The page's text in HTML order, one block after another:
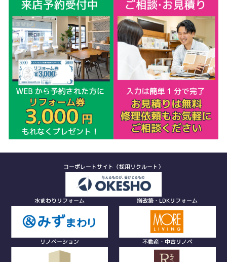
コーポレートサイト（採用リクルート）
水まわりリフォーム 増改築・LDKリフォーム
リノベーション 不動産・中古リノベ